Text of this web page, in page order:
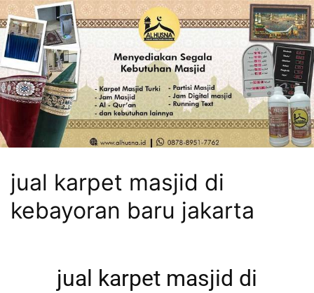
jual karpet masjid di
kebayoran baru jakarta
jual karpet masjid di